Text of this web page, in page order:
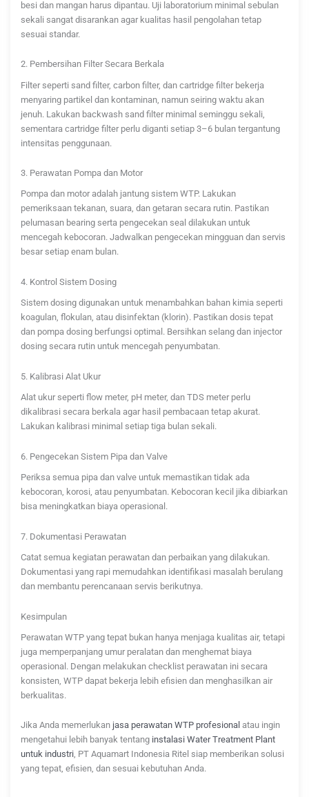
besi dan mangan harus dipantau. Uji laboratorium minimal sebulan
sekali sangat disarankan agar kualitas hasil pengolahan tetap
sesuai standar.
2. Pembersihan Filter Secara Berkala
Filter seperti sand filter, carbon filter, dan cartridge filter bekerja
menyaring partikel dan kontaminan, namun seiring waktu akan
jenuh. Lakukan backwash sand filter minimal seminggu sekali,
sementara cartridge filter perlu diganti setiap 3–6 bulan tergantung
intensitas penggunaan.
3. Perawatan Pompa dan Motor
Pompa dan motor adalah jantung sistem WTP. Lakukan
pemeriksaan tekanan, suara, dan getaran secara rutin. Pastikan
pelumasan bearing serta pengecekan seal dilakukan untuk
mencegah kebocoran. Jadwalkan pengecekan mingguan dan servis
besar setiap enam bulan.
4. Kontrol Sistem Dosing
Sistem dosing digunakan untuk menambahkan bahan kimia seperti
koagulan, flokulan, atau disinfektan (klorin). Pastikan dosis tepat
dan pompa dosing berfungsi optimal. Bersihkan selang dan injector
dosing secara rutin untuk mencegah penyumbatan.
5. Kalibrasi Alat Ukur
Alat ukur seperti flow meter, pH meter, dan TDS meter perlu
dikalibrasi secara berkala agar hasil pembacaan tetap akurat.
Lakukan kalibrasi minimal setiap tiga bulan sekali.
6. Pengecekan Sistem Pipa dan Valve
Periksa semua pipa dan valve untuk memastikan tidak ada
kebocoran, korosi, atau penyumbatan. Kebocoran kecil jika dibiarkan
bisa meningkatkan biaya operasional.
7. Dokumentasi Perawatan
Catat semua kegiatan perawatan dan perbaikan yang dilakukan.
Dokumentasi yang rapi memudahkan identifikasi masalah berulang
dan membantu perencanaan servis berikutnya.
Kesimpulan
Perawatan WTP yang tepat bukan hanya menjaga kualitas air, tetapi
juga memperpanjang umur peralatan dan menghemat biaya
operasional. Dengan melakukan checklist perawatan ini secara
konsisten, WTP dapat bekerja lebih efisien dan menghasilkan air
berkualitas.
Jika Anda memerlukan jasa perawatan WTP profesional atau ingin
mengetahui lebih banyak tentang instalasi Water Treatment Plant
untuk industri, PT Aquamart Indonesia Ritel siap memberikan solusi
yang tepat, efisien, dan sesuai kebutuhan Anda.